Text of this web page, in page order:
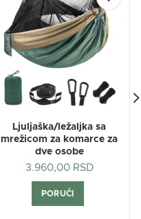
Ljuljaška/ležaljka sa
mrežicom za komarce za
dve osobe
3.960,00 RSD
PORUČI